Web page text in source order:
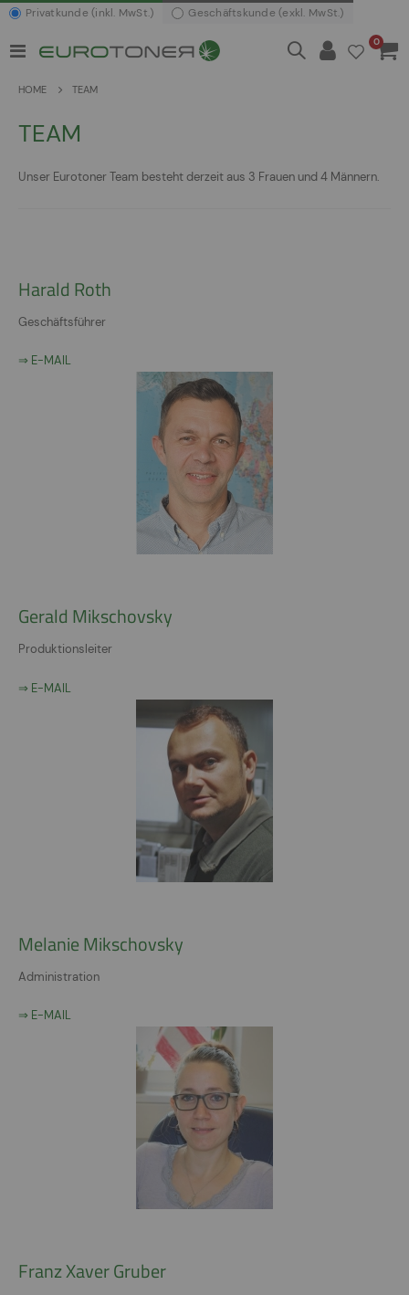
Privatkunde (inkl. MwSt.) Geschäftskunde (exkl. MwSt.)
Navigation
0Artikel
HOME TEAM
TEAM
Unser Eurotoner Team besteht derzeit aus 3 Frauen und 4 Männern.
Harald Roth
Geschäftsführer
⇒ E-MAIL
Gerald Mikschovsky
Produktionsleiter
⇒ E-MAIL
Melanie Mikschovsky
Administration
⇒ E-MAIL
Franz Xaver Gruber